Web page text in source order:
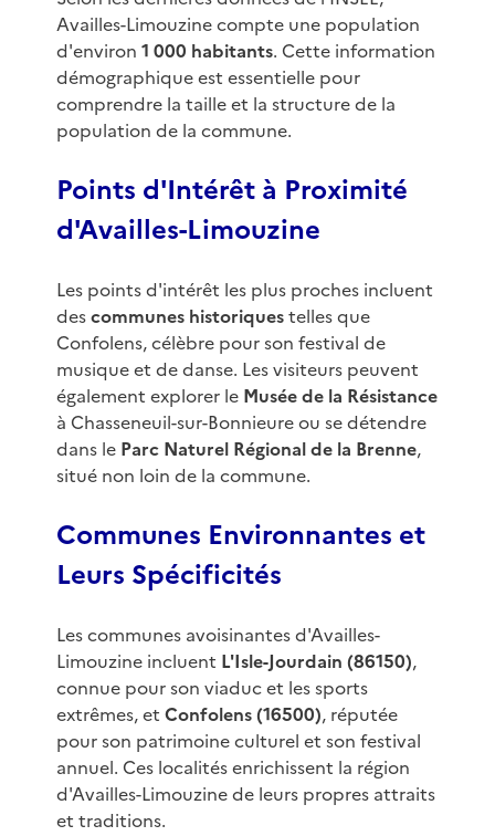
Availles-Limouzine compte une population
d'environ 1 000 habitants. Cette information
démographique est essentielle pour
comprendre la taille et la structure de la
population de la commune.
Points d'Intérêt à Proximité
d'Availles-Limouzine
Les points d'intérêt les plus proches incluent
descommunes historiquestelles que
Confolens, célèbre pour son festival de
musique et de danse. Les visiteurs peuvent
également explorer le Musée de la Résistance
à Chasseneuil-sur-Bonnieure ou se détendre
dans le Parc Naturel Régional de la Brenne,
situé non loin de la commune.
Communes Environnantes et
Leurs Spécificités
Les communes avoisinantes d'Availles-
Limouzine incluent L'Isle-Jourdain (86150),
connue pour son viaduc et les sports
extrêmes, et Confolens (16500), réputée
pour son patrimoine culturel et son festival
annuel. Ces localités enrichissent la région
d'Availles-Limouzine de leurs propres attraits
et traditions.